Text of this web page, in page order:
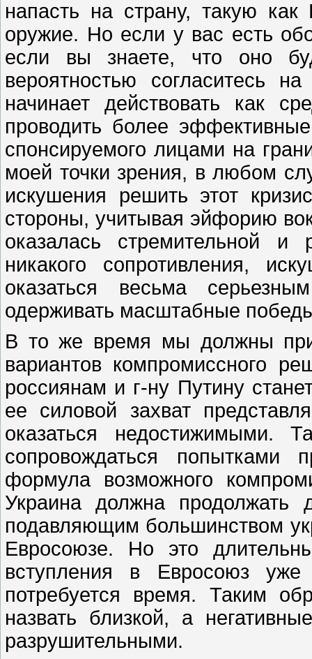
напасть на страну, такую
оружие. Но если у вас есть
если вы знаете, что оно
вероятностью согласитесь
начинает действовать как
проводить более
спонсируемого лицами на
моей точки зрения, в любом
искушения решить этот
стороны, учитывая эйфорию
оказалась стремительной
никакого сопротивления,
оказаться весьма
одерживать масштабные
В то же время мы должны
вариантов компромиссного
россиянам и г-ну Путину
ее силовой захват
оказаться недостижимыми.
сопровождаться попытками
формула возможного
Украина должна продолжать
подавляющим большинством
Евросоюзе. Но это
вступления в Евросоюз
потребуется время. Таким
назвать близкой, а
разрушительными.